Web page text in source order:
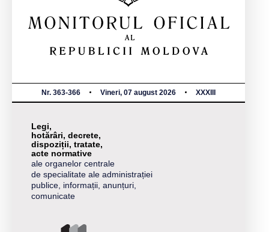
Nr. 363-366 Vineri, 07 august 2026 XXXIII
Legi,
hotărâri, decrete,
dispoziții, tratate,
acte normative
ale organelor centrale
de specialitate ale administrației
publice, informații, anunțuri,
comunicate